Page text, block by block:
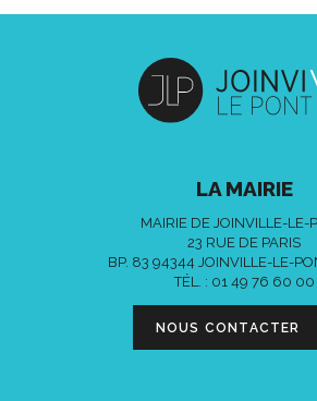
LA MAIRIE
MAIRIE DE JOINVILLE-LE-
23 RUE DE PARIS
BP. 83 94344 JOINVILLE-LE-
TÉL. : 01 49 76 60 00
NOUS CONTACTER